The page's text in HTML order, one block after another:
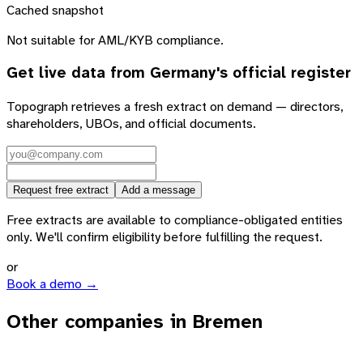
Cached snapshot
Not suitable for AML/KYB compliance.
Get live data from Germany's official register
Topograph retrieves a fresh extract on demand — directors,
shareholders, UBOs, and official documents.
Request free extract Add a message
Free extracts are available to compliance-obligated entities
only. We'll confirm eligibility before fulfilling the request.
or
Book a demo →
Other companies in Bremen